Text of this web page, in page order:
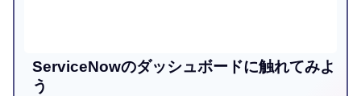
ServiceNowのダッシュボードに触れてみよ
う